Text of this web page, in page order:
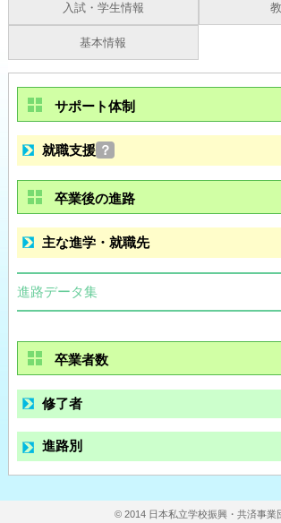
入試・学生情報
基本情報
サポート体制
就職支援 ？
卒業後の進路
主な進学・就職先
進路データ集
卒業者数
修了者
進路別
© 2014 日本私立学校振興・共済事業